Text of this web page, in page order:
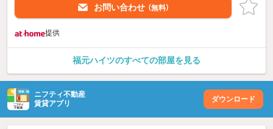
お問い合わせ （無料）
提供
福元ハイツのすべての部屋を見る
ニフティ不動産
賃貸アプリ
ダウンロード